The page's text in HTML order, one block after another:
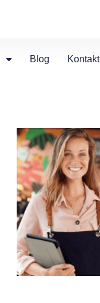
Blog Kontakt